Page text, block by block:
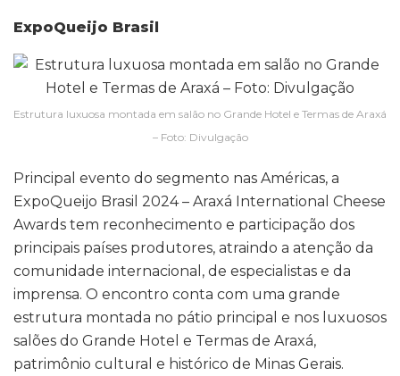
ExpoQueijo Brasil
Estrutura luxuosa montada em salão no Grande Hotel e Termas de Araxá
– Foto: Divulgação
Principal evento do segmento nas Américas, a
ExpoQueijo Brasil 2024 – Araxá International Cheese
Awards tem reconhecimento e participação dos
principais países produtores, atraindo a atenção da
comunidade internacional, de especialistas e da
imprensa. O encontro conta com uma grande
estrutura montada no pátio principal e nos luxuosos
salões do Grande Hotel e Termas de Araxá,
patrimônio cultural e histórico de Minas Gerais.